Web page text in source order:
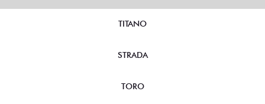
TITANO
STRADA
TORO